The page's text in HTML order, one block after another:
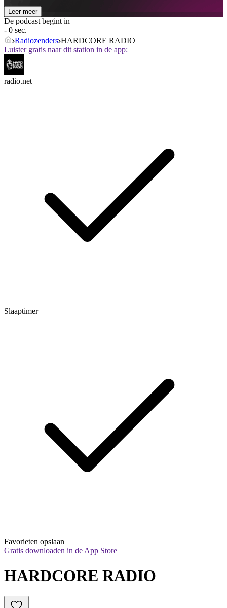
Leer meer
De podcast begint in
- 0 sec.
Radiozenders HARDCORE RADIO
Luister gratis naar dit station in de app:
radio.net
Slaaptimer
Favorieten opslaan
Gratis downloaden in de App Store
HARDCORE RADIO